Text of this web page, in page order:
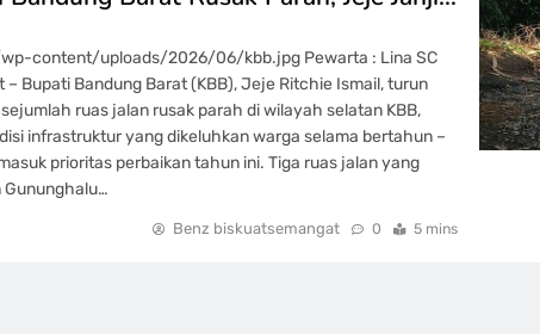
content/uploads/2026/06/kbb.jpg Pewarta : Lina SC
– Bupati Bandung Barat (KBB), Jeje Ritchie Ismail, turun
ruas jalan rusak parah di wilayah selatan KBB,
infrastruktur yang dikeluhkan warga selama bertahun –
prioritas perbaikan tahun ini. Tiga ruas jalan yang
Benz biskuatsemangat 0 5 mins